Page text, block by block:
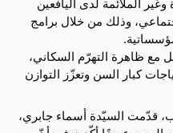
الملائمة لدى اليافعين
وذلك من خلال برامج
مع ظاهرة التهرّم السكاني،
كبار السن وتعزّز التوازن
قدّمت السيّدة أسماء جابري،